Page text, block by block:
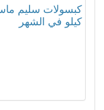
كيلو في الشهر